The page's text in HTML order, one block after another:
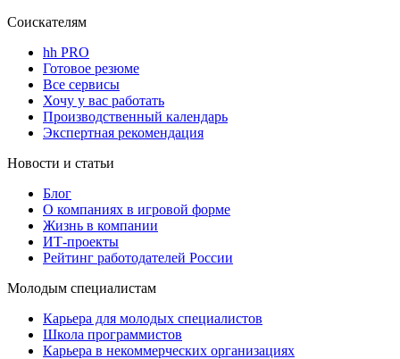
Соискателям
hh PRO
Готовое резюме
Все сервисы
Хочу у вас работать
Производственный календарь
Экспертная рекомендация
Новости и статьи
Блог
О компаниях в игровой форме
Жизнь в компании
ИТ-проекты
Рейтинг работодателей России
Молодым специалистам
Карьера для молодых специалистов
Школа программистов
Карьера в некоммерческих организациях